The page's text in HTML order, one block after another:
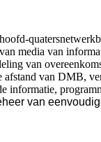
media van
van
van DMB,
informatie,
van